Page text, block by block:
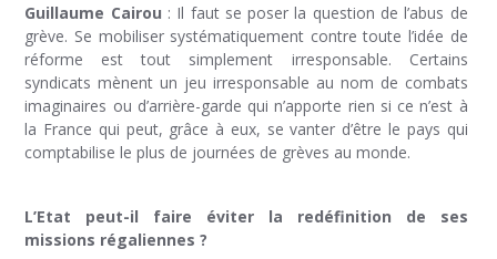
Guillaume Cairou : Il faut se poser la question de l’abus de
grève. Se mobiliser systématiquement contre toute l’idée de
réforme est tout simplement irresponsable. Certains
syndicats mènent un jeu irresponsable au nom de combats
imaginaires ou d’arrière-garde qui n’apporte rien si ce n’est à
la France qui peut, grâce à eux, se vanter d’être le pays qui
comptabilise le plus de journées de grèves au monde.
L’Etat peut-il faire éviter la redéfinition de ses
missions régaliennes ?